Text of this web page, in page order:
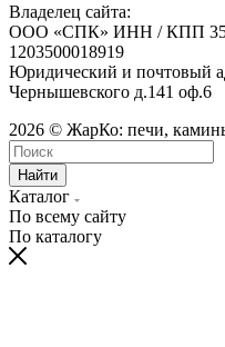
Владелец сайта:
ООО «СПК» ИНН / КПП
1203500018919
Юридический и почтовый
Чернышевского д.141 оф.6
2026 © ЖарКо: печи,
Найти
Каталог
По всему сайту
По каталогу